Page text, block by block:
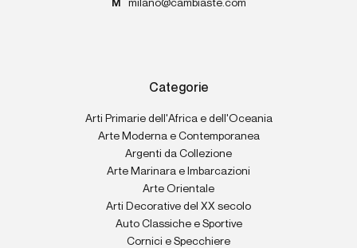
M
milano@cambiaste.com
Categorie
Arti Primarie dell'Africa e dell'Oceania
Arte Moderna e Contemporanea
Argenti da Collezione
Arte Marinara e Imbarcazioni
Arte Orientale
Arti Decorative del XX secolo
Auto Classiche e Sportive
Cornici e Specchiere